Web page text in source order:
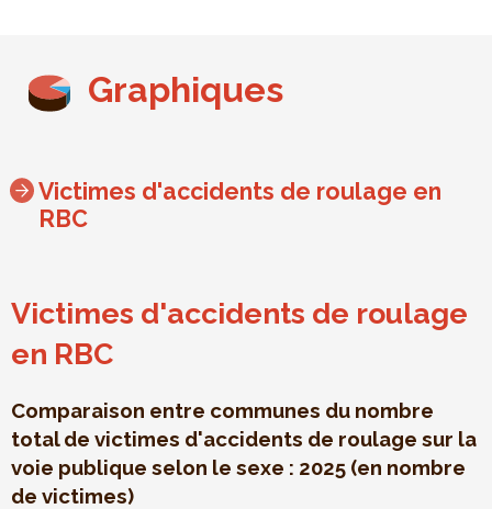
Graphiques
Victimes d'accidents de roulage en
RBC
Victimes d'accidents de roulage
en RBC
Comparaison entre communes du nombre
total de victimes d'accidents de roulage sur la
voie publique selon le sexe : 2025 (en nombre
de victimes)